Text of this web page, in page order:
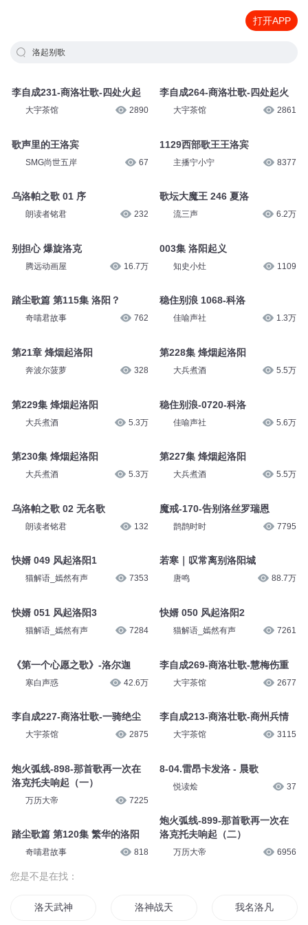
打开APP
洛起别歌
李自成231-商洛壮歌-四处火起
大宇茶馆 2890
歌声里的王洛宾
SMG尚世五岸 67
乌洛帕之歌 01 序
朗读者铭君 232
别担心 爆旋洛克
腾远动画屋 16.7万
踏尘歌篇 第115集 洛阳？
奇喵君故事 762
第21章 烽烟起洛阳
奔波尔菠萝 328
第229集 烽烟起洛阳
大兵煮酒 5.3万
第230集 烽烟起洛阳
大兵煮酒 5.3万
乌洛帕之歌 02 无名歌
朗读者铭君 132
快婿 049 风起洛阳1
猫解语_嫣然有声 7353
快婿 051 风起洛阳3
猫解语_嫣然有声 7284
《第一个心愿之歌》-洛尔迦
寒白声惑 42.6万
李自成227-商洛壮歌-一骑绝尘
大宇茶馆 2875
炮火弧线-898-那首歌再一次在
洛克托夫响起（一）
万历大帝 7225
踏尘歌篇 第120集 繁华的洛阳
奇喵君故事 818
李自成264-商洛壮歌-四处起火
大宇茶馆 2861
1129西部歌王王洛宾
主播宁小宁 8377
歌坛大魔王 246 夏洛
流三声 6.2万
003集 洛阳起义
知史小灶 1109
稳住别浪 1068-科洛
佳喻声社 1.3万
第228集 烽烟起洛阳
大兵煮酒 5.5万
稳住别浪-0720-科洛
佳喻声社 5.6万
第227集 烽烟起洛阳
大兵煮酒 5.5万
魔戒-170-告别洛丝罗瑞恩
鹊鹊时时 7795
若寒｜叹常离别洛阳城
唐鸣 88.7万
快婿 050 风起洛阳2
猫解语_嫣然有声 7261
李自成269-商洛壮歌-慧梅伤重
大宇茶馆 2677
李自成213-商洛壮歌-商州兵情
大宇茶馆 3115
8-04.雷昂卡发洛 - 晨歌
悦读烩 37
炮火弧线-899-那首歌再一次在
洛克托夫响起（二）
万历大帝 6956
您是不是在找：
洛天武神 洛神战天 我名洛凡